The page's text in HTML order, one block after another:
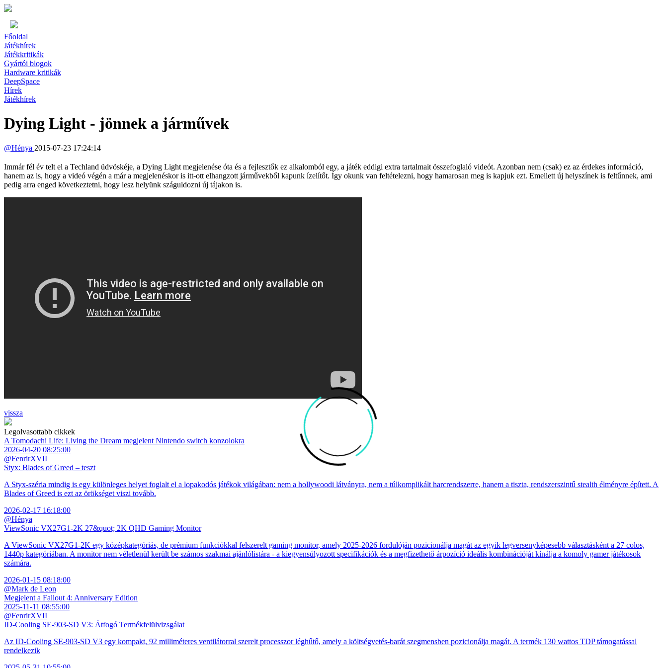
Főoldal
Játékhírek
Játékkritikák
Gyártói blogok
Hardware kritikák
DeepSpace
Hírek
Játékhírek
Dying Light - jönnek a járművek
@Hénya 2015-07-23 17:24:14
Immár fél év telt el a Techland üdvöskéje, a Dying Light megjelenése óta és a fejlesztők ez alkalomból egy, a játék eddigi extra tartalmait összefoglaló videót. Azonban nem (csak) ez az érdekes információ,
hanem az is, hogy a videó végén a már a megjelenéskor is itt-ott elhangzott járművekből kapunk ízelítőt. Így okunk van feltételezni, hogy hamarosan meg is kapjuk ezt. Emellett új helyszínek is feltűnnek, ami
pedig arra enged következtetni, hogy lesz helyünk száguldozni új tájakon is.
vissza
Legolvasottabb cikkek
A Tomodachi Life: Living the Dream megjelent Nintendo switch konzolokra
2026-04-20 08:25:00
@FenrirXVII
Styx: Blades of Greed – teszt
A Styx-széria mindig is egy különleges helyet foglalt el a lopakodós játékok világában: nem a hollywoodi látványra, nem a túlkomplikált harcrendszerre, hanem a tiszta, rendszerszintű stealth élményre épített. A
Blades of Greed is ezt az örökséget viszi tovább.
2026-02-17 16:18:00
@Hénya
ViewSonic VX27G1-2K 27&quot; 2K QHD Gaming Monitor
A ViewSonic VX27G1-2K egy középkategóriás, de prémium funkciókkal felszerelt gaming monitor, amely 2025-2026 fordulóján pozicionálja magát az egyik legversenyképesebb választásként a 27 colos,
1440p kategóriában. A monitor nem véletlenül került be számos szakmai ajánlólistára - a kiegyensúlyozott specifikációk és a megfizethető árpozíció ideális kombinációját kínálja a komoly gamer játékosok
számára.
2026-01-15 08:18:00
@Mark de Leon
Megjelent a Fallout 4: Anniversary Edition
2025-11-11 08:55:00
@FenrirXVII
ID-Cooling SE-903-SD V3: Átfogó Termékfelülvizsgálat
Az ID-Cooling SE-903-SD V3 egy kompakt, 92 milliméteres ventilátorral szerelt processzor léghűtő, amely a költségvetés-barát szegmensben pozicionálja magát. A termék 130 wattos TDP támogatással
rendelkezik